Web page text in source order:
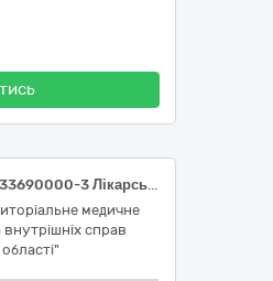
код за ЕЗС ДК 021:2015:33690000-3 Лікарські засоби різні (НК 024:2023: 58237 Буферний розчинник зразків ІВД, автоматичні / напівавтоматичні системи, НК 031:2024: W0103010105 CBC-реактиви (розчини для очистки/ розведення/ лізування/ проточні рідини); НК 024:2023: 55859 Підрахунок лейкоцитів IVD, реагент, НК 031:2024: W0103010105 CBC-реактиви (розчини для очистки/ розведення/ лізування/ проточні рідини))
медичне
справ